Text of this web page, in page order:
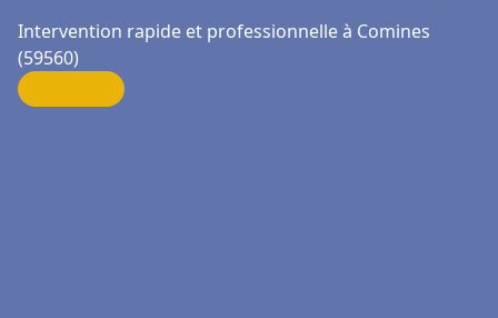
Intervention rapide et professionnelle à Comines
(59560)